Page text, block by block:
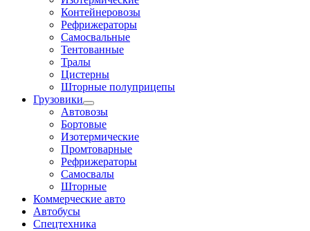
Контейнеровозы
Рефрижераторы
Самосвальные
Тентованные
Тралы
Цистерны
Шторные полуприцепы
Грузовики
Автовозы
Бортовые
Изотермические
Промтоварные
Рефрижераторы
Самосвалы
Шторные
Коммерческие авто
Автобусы
Спецтехника